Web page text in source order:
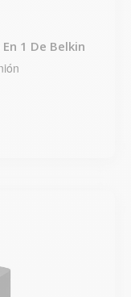
1 De Belkin